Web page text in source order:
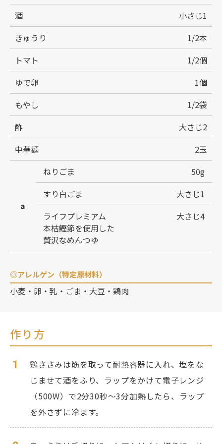
酒
小さじ1
きゅうり
1/2本
トマト
1/2個
ゆで卵
1個
もやし
1/2袋
酢
大さじ2
中華麺
2玉
a
ねりごま
50g
すり白ごま
大さじ1
ライフプレミアム
本枯鰹節を使用した
贅沢なめんつゆ
大さじ4
◎アレルゲン（特定原材料）
小麦・卵・乳・ごま・大豆・鶏肉
作り方
1
鶏ささみは筋を取って耐熱容器に入れ、塩をな
じませて酒をふり、ラップをかけて電子レンジ
（500W）で2分30秒〜3分加熱したら、ラップ
を外さずに冷ます。